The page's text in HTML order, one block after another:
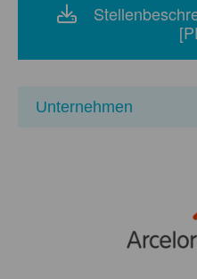
Unternehmen